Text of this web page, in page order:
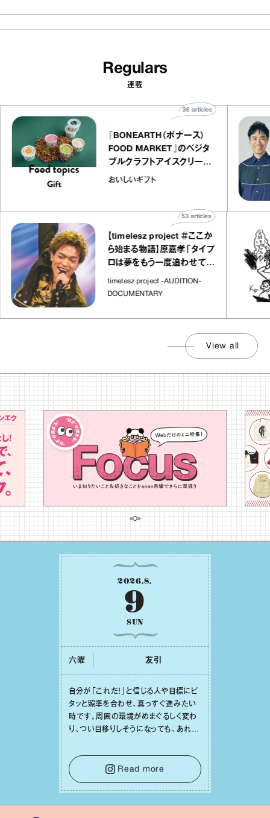
Regulars
連載
『BONEARTH（ボナース）
FOOD MARKET』のベジタ
ブルクラフトアイスクリーム
｜真野知子の「おいしいギフ
おいしいギフト
36articles
【timelesz project ＃ここか
ら始まる物語】原嘉孝「タイプ
ロは夢をもう一度追わせてく
れた場所」
timelesz project -AUDITION-
DOCUMENTARY
articles
View all
2026.8.
9
SUN
六曜 友引
⾃分が「これだ！」と信じる⼈や⽬標にピ
タッと照準を合わせ、真っすぐ進みたい
時です。周囲の環境がめまぐるしく変わ
り、つい⽬移りしそうになっても、あれこ
をそっと⼿放し、⽬の前のことに集中しま
しょう。そのブレない決意が、あなたにと
って有意義で安定した成果を引き寄せま
す。
Read more